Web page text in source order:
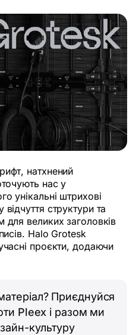
натхнений
нас у
унікальні штрихові
структури та
для великих заголовків
Halo Grotesk
проєкти, додаючи
Приєднуйся
Pleex і разом ми
культуру